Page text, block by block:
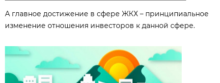
А главное достижение в сфере ЖКХ – принципиальное
изменение отношения инвесторов к данной сфере.